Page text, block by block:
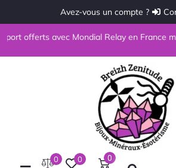
Avez-vous un compte ?
offerts avec Mondial Relay en France
0 0 0